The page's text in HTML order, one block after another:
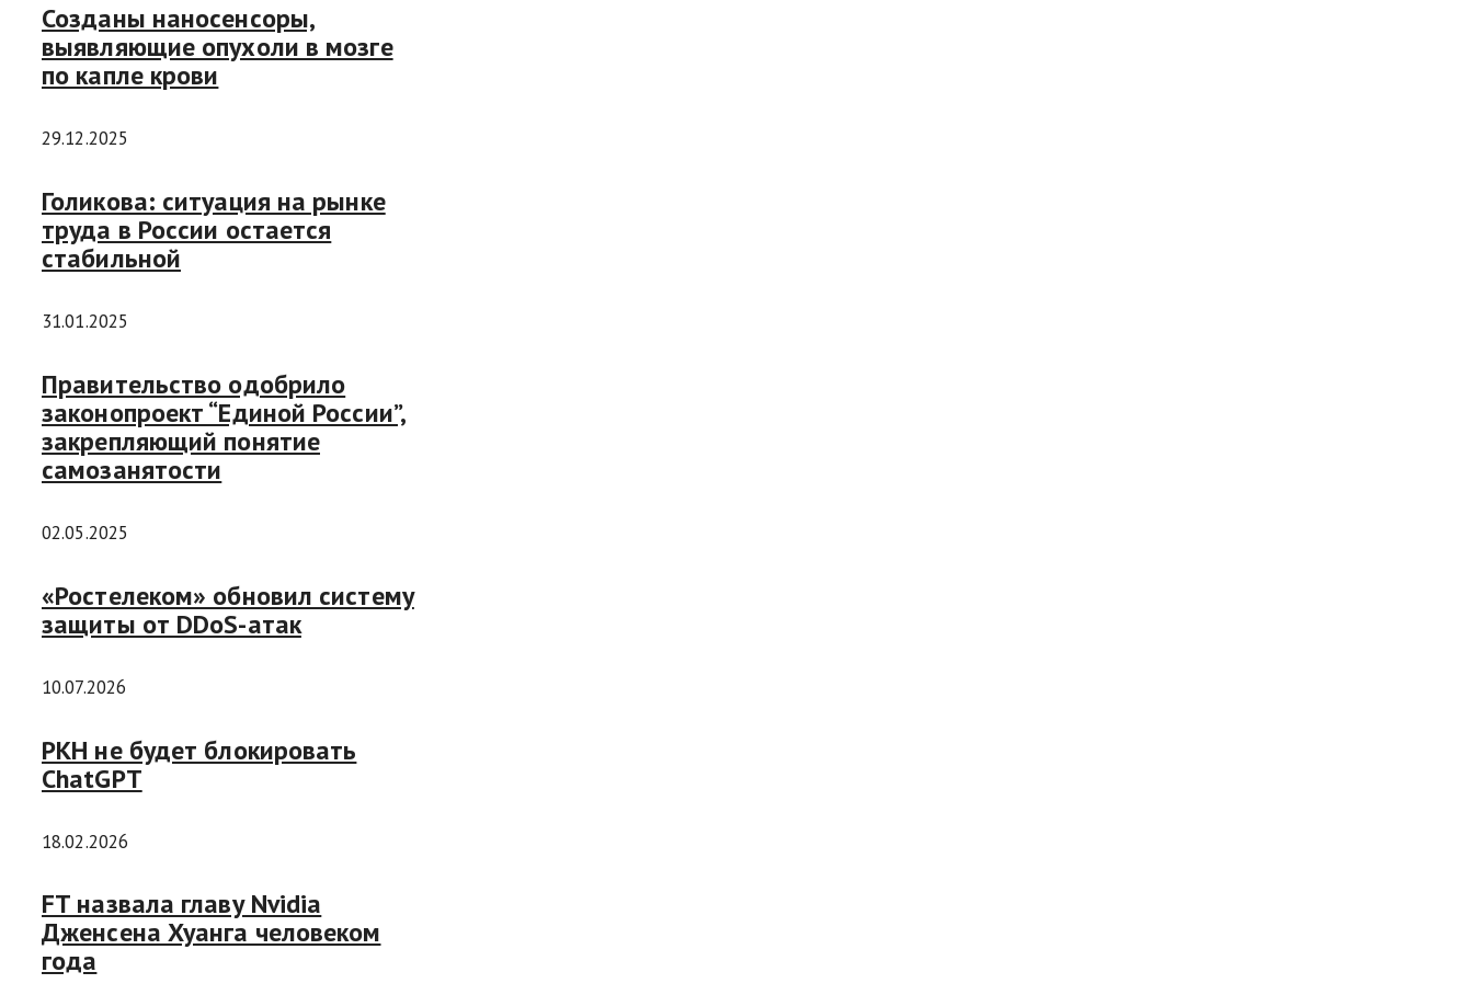
Созданы наносенсоры,
выявляющие опухоли в мозге
по капле крови
29.12.2025
Голикова: ситуация на рынке
труда в России остается
стабильной
31.01.2025
Правительство одобрило
законопроект “Единой России”,
закрепляющий понятие
самозанятости
02.05.2025
«Ростелеком» обновил систему
защиты от DDoS-атак
10.07.2026
РКН не будет блокировать
ChatGPT
18.02.2026
FT назвала главу Nvidia
Дженсена Хуанга человеком
года